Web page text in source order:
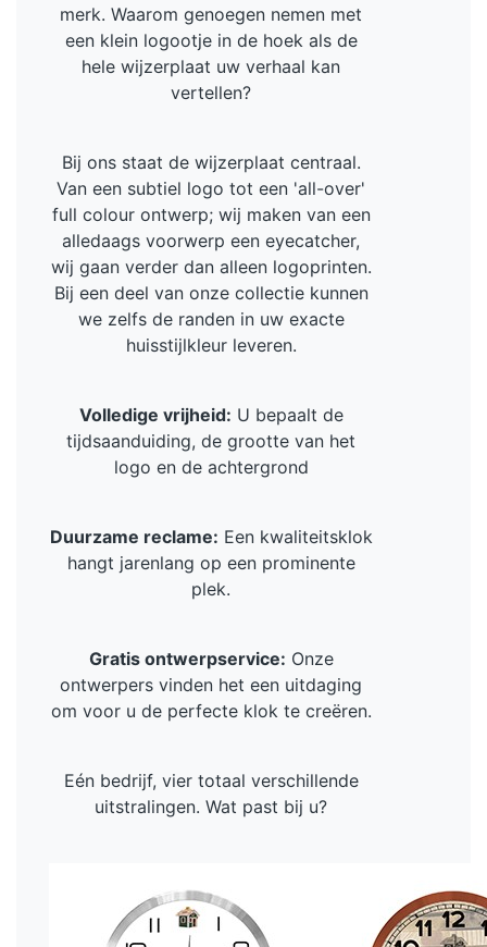
merk. Waarom genoegen nemen met
een klein logootje in de hoek als de
hele wijzerplaat uw verhaal kan
vertellen?
Bij ons staat de wijzerplaat centraal.
Van een subtiel logo tot een 'all-over'
full colour ontwerp; wij maken van een
alledaags voorwerp een eyecatcher,
wij gaan verder dan alleen logoprinten.
Bij een deel van onze collectie kunnen
we zelfs de randen in uw exacte
huisstijlkleur leveren.
Volledige vrijheid: U bepaalt de
tijdsaanduiding, de grootte van het
logo en de achtergrond
Duurzame reclame: Een kwaliteitsklok
hangt jarenlang op een prominente
plek.
Gratis ontwerpservice: Onze
ontwerpers vinden het een uitdaging
om voor u de perfecte klok te creëren.
Eén bedrijf, vier totaal verschillende
uitstralingen. Wat past bij u?